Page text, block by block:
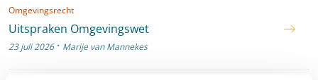
Omgevingsrecht
Uitspraken Omgevingswet
23 juli 2026 · Marije van Mannekes